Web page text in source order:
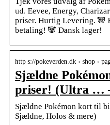
ud. Eevee, Energy,
priser. Hurtig Levering.
betaling! 🐼 Dansk lager!
http s://pokeverden.dk › shop ›
Sjældne
priser! (Ultra …
Sjældne Pokémon kort til
Sjældne, Holos & mere)